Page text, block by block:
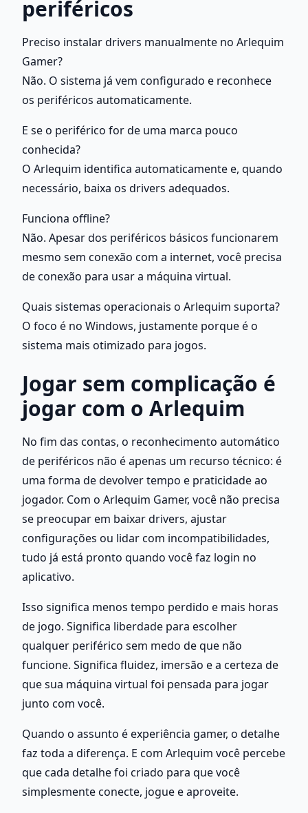
periféricos
Preciso instalar drivers manualmente no Arlequim
Gamer?
Não. O sistema já vem configurado e reconhece
os periféricos automaticamente.
E se o periférico for de uma marca pouco
conhecida?
O Arlequim identifica automaticamente e, quando
necessário, baixa os drivers adequados.
Funciona offline?
Não. Apesar dos periféricos básicos funcionarem
mesmo sem conexão com a internet, você precisa
de conexão para usar a máquina virtual.
Quais sistemas operacionais o Arlequim suporta?
O foco é no Windows, justamente porque é o
sistema mais otimizado para jogos.
Jogar sem complicação é
jogar com o Arlequim
No fim das contas, o reconhecimento automático
de periféricos não é apenas um recurso técnico: é
uma forma de devolver tempo e praticidade ao
jogador. Com o Arlequim Gamer, você não precisa
se preocupar em baixar drivers, ajustar
configurações ou lidar com incompatibilidades,
tudo já está pronto quando você faz login no
aplicativo.
Isso significa menos tempo perdido e mais horas
de jogo. Significa liberdade para escolher
qualquer periférico sem medo de que não
funcione. Significa fluidez, imersão e a certeza de
que sua máquina virtual foi pensada para jogar
junto com você.
Quando o assunto é experiência gamer, o detalhe
faz toda a diferença. E com Arlequim você percebe
que cada detalhe foi criado para que você
simplesmente conecte, jogue e aproveite.